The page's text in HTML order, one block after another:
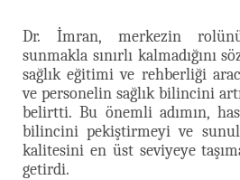
Dr. İmran, merkezin
sunmakla sınırlı kalmadığını
sağlık eğitimi ve rehberliği
ve personelin sağlık bilincini
belirtti. Bu önemli adımın,
bilincini pekiştirmeyi ve
kalitesini en üst seviyeye
getirdi.